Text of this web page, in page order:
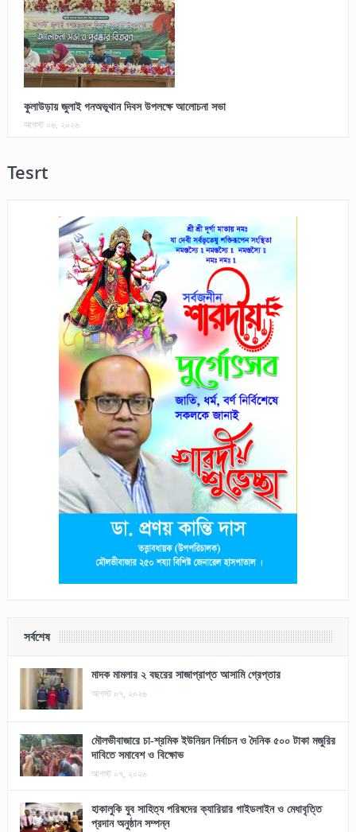
কুলাউড়ায় জুলাই গনঅভূথান দিবস উপলক্ষে আলোচনা সভা
আগস্ট ০৬, ২০২৬
Tesrt
সর্বশেষ
মাদক মামলার ২ বছরের সাজাপ্রাপ্ত আসামি গ্রেপ্তার
আগস্ট ০৭, ২০২৬
মৌলভীবাজারে চা-শ্রমিক ইউনিয়ন নির্বাচন ও দৈনিক ৫০০ টাকা মজুরির
দাবিতে সমাবেশ ও বিক্ষোভ
আগস্ট ০৭, ২০২৬
হাকালুকি যুব সাহিত্য পরিষদের ক্যারিয়ার গাইডলাইন ও মেধাবৃত্তি
প্রদান অনুষ্ঠান সম্পন্ন